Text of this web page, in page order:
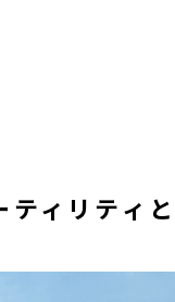
ティリティ